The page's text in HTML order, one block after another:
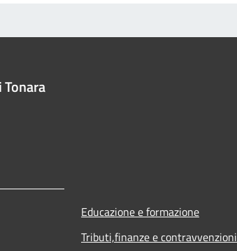
Tonara
Educazione e formazione
Tributi,finanze e contravvenzioni